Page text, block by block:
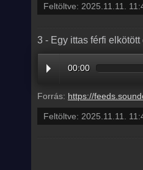
Feltöltve: 2025.11.11.
3 - Egy ittas férfi
00:00
Forrás: https://feeds.soundcloud.com/stream/2210610653-radio1hungary-3-egy-
Feltöltve: 2025.11.11.